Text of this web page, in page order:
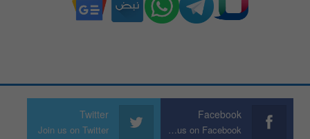
Facebook
Join us on Facebook
Twitter
Join us on Twitter